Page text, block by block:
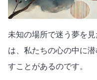
未知の場所で迷う夢を
は、私たちの心の中に
すことがあるのです。